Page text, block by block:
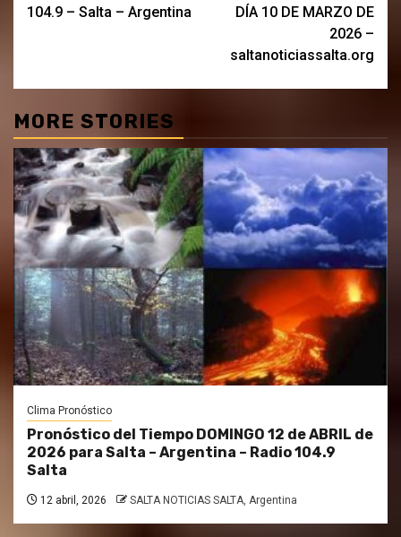
104.9 – Salta – Argentina
DÍA 10 DE MARZO DE
2026 –
saltanoticiassalta.org
MORE STORIES
Clima Pronóstico
Pronóstico del Tiempo DOMINGO 12 de ABRIL de
2026 para Salta – Argentina – Radio 104.9
Salta
12 abril, 2026 SALTA NOTICIAS SALTA, Argentina